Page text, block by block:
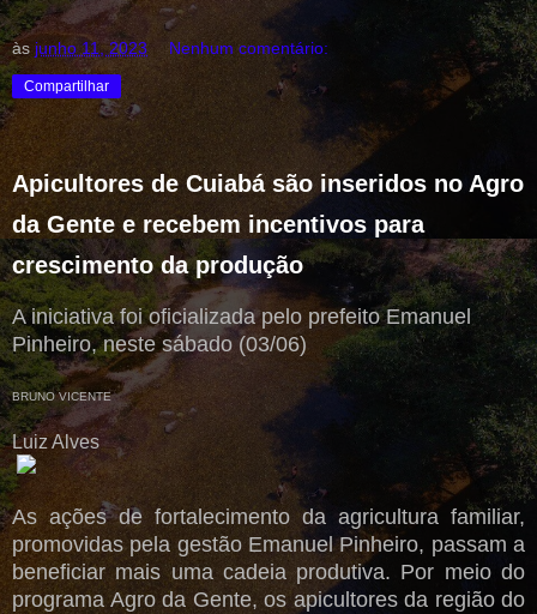
às junho 11, 2023 Nenhum comentário:
Compartilhar
Apicultores de Cuiabá são inseridos no Agro
da Gente e recebem incentivos para
crescimento da produção
A iniciativa foi oficializada pelo prefeito Emanuel
Pinheiro, neste sábado (03/06)
BRUNO VICENTE
Luiz Alves
As ações de fortalecimento da agricultura familiar,
promovidas pela gestão Emanuel Pinheiro, passam a
beneficiar mais uma cadeia produtiva. Por meio do
programa Agro da Gente, os apicultores da região do